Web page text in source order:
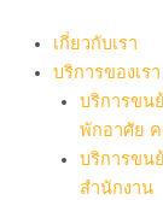
content
เกี่ยวกับเรา
บริการของเรา
บริการขน
พักอาศัย
บริการขน
สำนักงาน